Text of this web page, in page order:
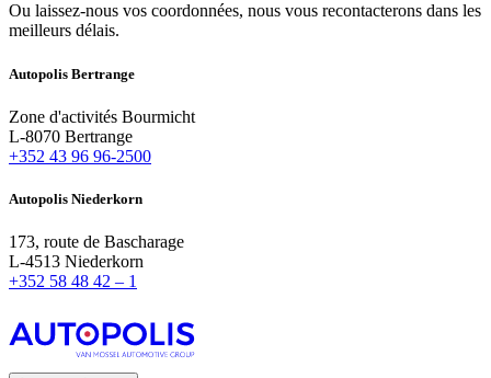
Ou laissez-nous vos coordonnées, nous vous recontacterons dans les
meilleurs délais.
Autopolis Bertrange
Zone d'activités Bourmicht
L-8070 Bertrange
+352 43 96 96-2500
Autopolis Niederkorn
173, route de Bascharage
L-4513 Niederkorn
+352 58 48 42 – 1